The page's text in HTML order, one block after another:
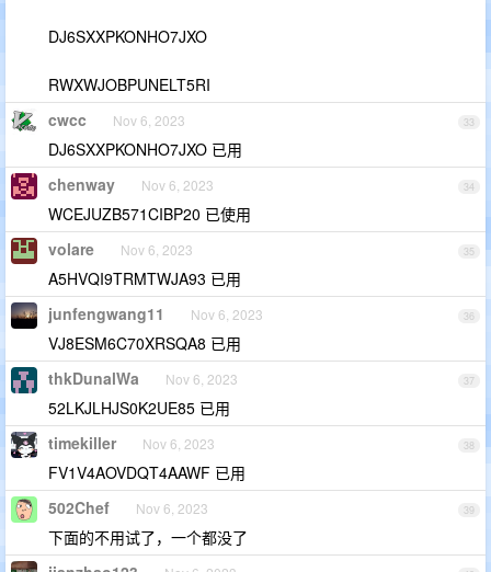
DJ6SXXPKONHO7JXO
RWXWJOBPUNELT5RI
33
cwcc Nov 6, 2023
DJ6SXXPKONHO7JXO 已用
34
chenway Nov 6, 2023
WCEJUZB571CIBP20 已使用
35
volare Nov 6, 2023
A5HVQI9TRMTWJA93 已用
36
junfengwang11 Nov 6, 2023
VJ8ESM6C70XRSQA8 已用
37
thkDunalWa Nov 6, 2023
52LKJLHJS0K2UE85 已用
38
timekiller Nov 6, 2023
FV1V4AOVDQT4AAWF 已用
39
502Chef Nov 6, 2023
下面的不用试了，一个都没了